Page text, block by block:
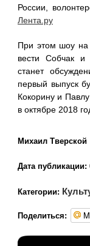
России,
Лента.ру
При этом шоу на
вести Собчак и
станет
первый выпуск
Кокорину и
в октябре 2018
Михаил Тверской
Дата публикации:
Категории:
Поделиться: